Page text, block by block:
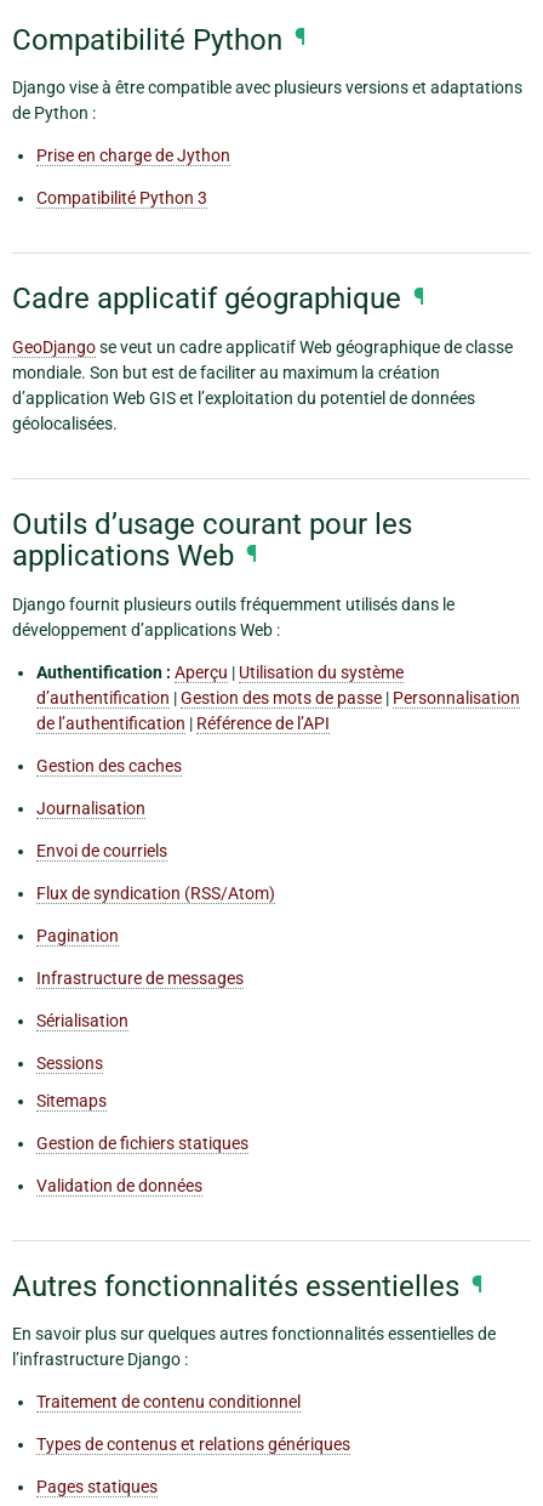
Compatibilité Python ¶
Django vise à être compatible avec plusieurs versions et adaptations
de Python :
Prise en charge de Jython
Compatibilité Python 3
Cadre applicatif géographique ¶
GeoDjangose veut un cadre applicatif Web géographique de classe
mondiale. Son but est de faciliter au maximum la création
d’application Web GIS et l’exploitation du potentiel de données
géolocalisées.
Outils d’usage courant pour les
applications Web ¶
Django fournit plusieurs outils fréquemment utilisés dans le
développement d’applications Web :
Authentification : Aperçu | Utilisation du système
d’authentification |Gestion des mots de passe | Personnalisation
de l’authentification | Référence de l’API
Gestion des caches
Journalisation
Envoi de courriels
Flux de syndication (RSS/Atom)
Pagination
Infrastructure de messages
Sérialisation
Sessions
Sitemaps
Gestion de fichiers statiques
Validation de données
Autres fonctionnalités essentielles ¶
En savoir plus sur quelques autres fonctionnalités essentielles de
l’infrastructure Django :
Traitement de contenu conditionnel
Types de contenus et relations génériques
Pages statiques